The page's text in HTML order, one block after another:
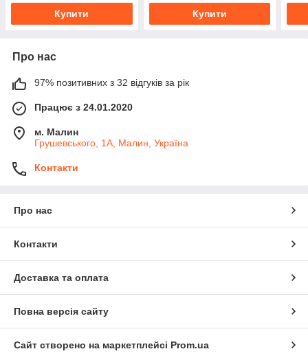
Купити Купити
Про нас
97% позитивних з 32 відгуків за рік
Працює з 24.01.2020
м. Малин
Грушевського, 1А, Малин, Україна
Контакти
Про нас
Контакти
Доставка та оплата
Повна версія сайту
Сайт створено на маркетплейсі Prom.ua